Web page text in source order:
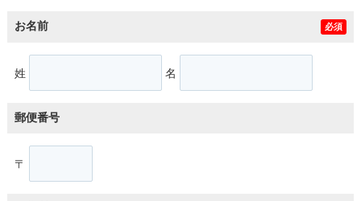
お名前 必須
姓 名
郵便番号
〒